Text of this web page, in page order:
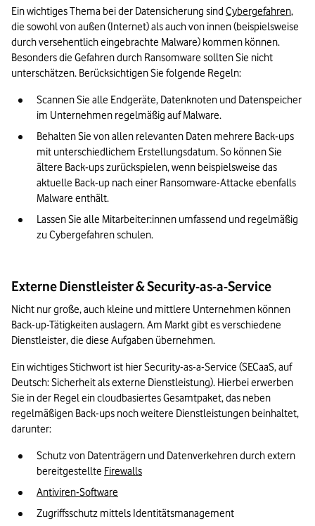
Ein wichtiges Thema bei der Datensicherung sind Cybergefahren,
die sowohl von außen (Internet) als auch von innen (beispielsweise
durch versehentlich eingebrachte Malware) kommen können.
Besonders die Gefahren durch Ransomware sollten Sie nicht
unterschätzen. Berücksichtigen Sie folgende Regeln:
Scannen Sie alle Endgeräte, Datenknoten und Datenspeicher
im Unternehmen regelmäßig auf Malware.
Behalten Sie von allen relevanten Daten mehrere Back-ups
mit unterschiedlichem Erstellungsdatum. So können Sie
ältere Back-ups zurückspielen, wenn beispielsweise das
aktuelle Back-up nach einer Ransomware-Attacke ebenfalls
Malware enthält.
Lassen Sie alle Mitarbeiter:innen umfassend und regelmäßig
zu Cybergefahren schulen.
Externe Dienstleister & Security-as-a-Service
Nicht nur große, auch kleine und mittlere Unternehmen können
Back-up-Tätigkeiten auslagern. Am Markt gibt es verschiedene
Dienstleister, die diese Aufgaben übernehmen.
Ein wichtiges Stichwort ist hier Security-as-a-Service (SECaaS, auf
Deutsch: Sicherheit als externe Dienstleistung). Hierbei erwerben
Sie in der Regel ein cloudbasiertes Gesamtpaket, das neben
regelmäßigen Back-ups noch weitere Dienstleistungen beinhaltet,
darunter:
Schutz von Datenträgern und Datenverkehren durch extern
bereitgestellte Firewalls
Antiviren-Software
Zugriffsschutz mittels Identitätsmanagement